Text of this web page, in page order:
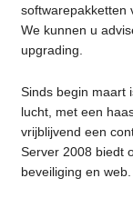
softwarepakketten
We kunnen u
upgrading.
Sinds begin maart
lucht, met een
vrijblijvend een
Server 2008 biedt
beveiliging en web.